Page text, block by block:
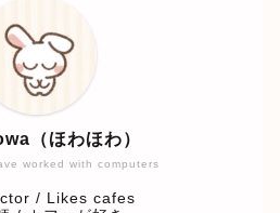
worked with computers
（ほわほわ）
/ Likes cafes